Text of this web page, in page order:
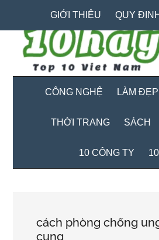
content
secondary
menu
primary
sidebar
GIỚI THIỆU QUY ĐỊNH
CÔNG NGHỆ LÀM ĐẸP
THỜI TRANG SÁCH
10 CÔNG TY
cách phòng chống
cung